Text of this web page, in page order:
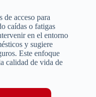
acceso para
caídas o fatigas
en el entorno
y sugiere
Este enfoque
calidad de vida de